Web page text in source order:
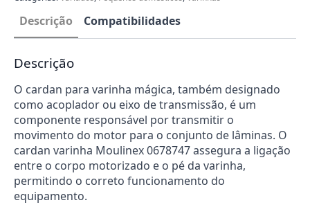
1600005525
Descrição Compatibilidades
Descrição
O cardan para varinha mágica, também designado
como acoplador ou eixo de transmissão, é um
componente responsável por transmitir o
movimento do motor para o conjunto de lâminas. O
cardan varinha Moulinex 0678747 assegura a ligação
entre o corpo motorizado e o pé da varinha,
permitindo o correto funcionamento do
equipamento.